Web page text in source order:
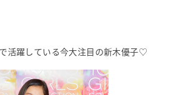
活躍している今大注目の新木優子♡